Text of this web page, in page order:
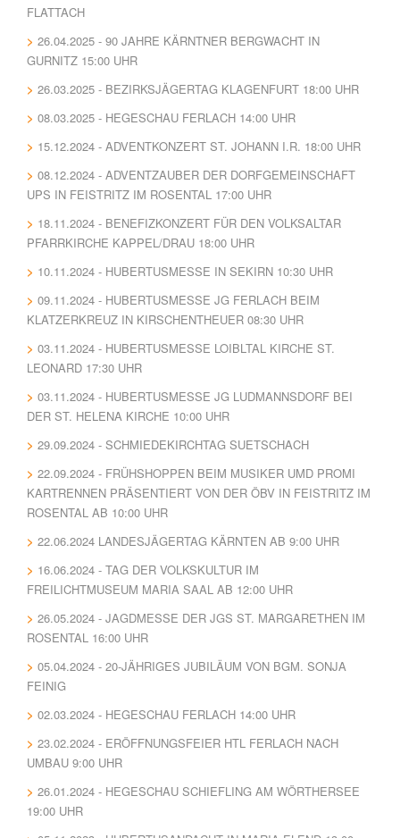
FLATTACH
26.04.2025 - 90 JAHRE KÄRNTNER BERGWACHT IN
GURNITZ 15:00 UHR
26.03.2025 - BEZIRKSJÄGERTAG KLAGENFURT 18:00 UHR
08.03.2025 - HEGESCHAU FERLACH 14:00 UHR
15.12.2024 - ADVENTKONZERT ST. JOHANN I.R. 18:00 UHR
08.12.2024 - ADVENTZAUBER DER DORFGEMEINSCHAFT
UPS IN FEISTRITZ IM ROSENTAL 17:00 UHR
18.11.2024 - BENEFIZKONZERT FÜR DEN VOLKSALTAR
PFARRKIRCHE KAPPEL/DRAU 18:00 UHR
10.11.2024 - HUBERTUSMESSE IN SEKIRN 10:30 UHR
09.11.2024 - HUBERTUSMESSE JG FERLACH BEIM
KLATZERKREUZ IN KIRSCHENTHEUER 08:30 UHR
03.11.2024 - HUBERTUSMESSE LOIBLTAL KIRCHE ST.
LEONARD 17:30 UHR
03.11.2024 - HUBERTUSMESSE JG LUDMANNSDORF BEI
DER ST. HELENA KIRCHE 10:00 UHR
29.09.2024 - SCHMIEDEKIRCHTAG SUETSCHACH
22.09.2024 - FRÜHSHOPPEN BEIM MUSIKER UMD PROMI
KARTRENNEN PRÄSENTIERT VON DER ÖBV IN FEISTRITZ IM
ROSENTAL AB 10:00 UHR
22.06.2024 LANDESJÄGERTAG KÄRNTEN AB 9:00 UHR
16.06.2024 - TAG DER VOLKSKULTUR IM
FREILICHTMUSEUM MARIA SAAL AB 12:00 UHR
26.05.2024 - JAGDMESSE DER JGS ST. MARGARETHEN IM
ROSENTAL 16:00 UHR
05.04.2024 - 20-JÄHRIGES JUBILÄUM VON BGM. SONJA
FEINIG
02.03.2024 - HEGESCHAU FERLACH 14:00 UHR
23.02.2024 - ERÖFFNUNGSFEIER HTL FERLACH NACH
UMBAU 9:00 UHR
26.01.2024 - HEGESCHAU SCHIEFLING AM WÖRTHERSEE
19:00 UHR